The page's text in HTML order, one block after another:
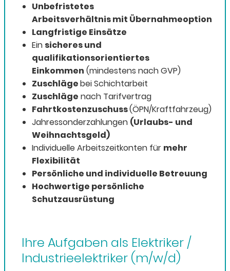
Unbefristetes
Arbeitsverhältnis mit Übernahmeoption
Langfristige Einsätze
Ein sicheres und
qualifikationsorientiertes
Einkommen (mindestens nach GVP)
Zuschlägebei Schichtarbeit
Zuschläge nach Tarifvertrag
Fahrtkostenzuschuss(ÖPN/Kraftfahrzeug)
Jahressonderzahlungen (Urlaubs- und
Weihnachtsgeld)
Individuelle Arbeitszeitkonten für mehr
Flexibilität
Persönliche und individuelle Betreuung
Hochwertige persönliche
Schutzausrüstung
Ihre Aufgaben als Elektriker /
Industrieelektriker (m/w/d)